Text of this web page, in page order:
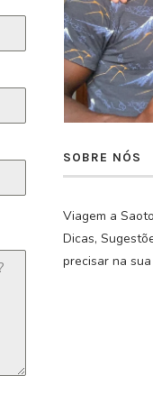
SOBRE NÓS
Viagem a
Dicas,
precisar na